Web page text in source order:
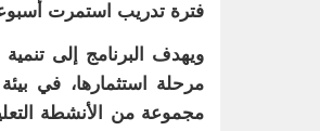
فترة تدريب استمرت
ويهدف البرنامج إلى
مرحلة استثمارها، في
مجموعة من الأنشطة